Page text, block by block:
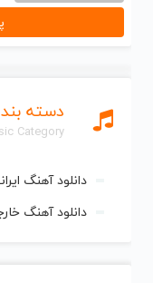
دسته
Category
دانلود آهنگ
دانلود آهنگ